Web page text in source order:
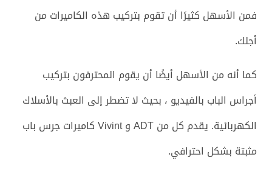
فمن الأسهل كثيرًا أن تقوم بتركيب هذه الكاميرات من
أجلك.
كما أنه من الأسهل أيضًا أن يقوم المحترفون بتركيب
أجراس الباب بالفيديو ، بحيث لا تضطر إلى العبث بالأسلاك
الكهربائية. يقدم كل من ADT و Vivint كاميرات جرس باب
مثبتة بشكل احترافي.